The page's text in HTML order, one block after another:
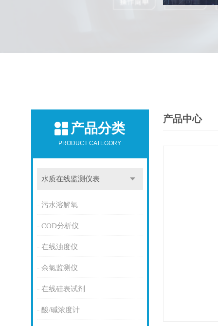
产品分类
PRODUCT CATEGORY
水质在线监测仪表
污水溶解氧
COD分析仪
在线浊度仪
余氯监测仪
在线硅表试剂
酸/碱浓度计
产品中心